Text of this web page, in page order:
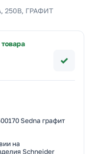
250В, ГРАФИТ
✓
Sedna графит
на
Schneider